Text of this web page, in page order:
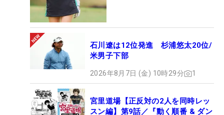
石川遼は12位発進 杉浦悠太20位/
米男子下部
2026年8月7日 (金) 10時29分 1
宮里道場【正反対の2人を同時レッ
スン編】第9話／『動く順番 & ダン